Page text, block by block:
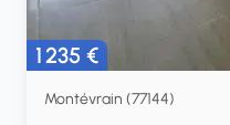
1 235 €
Montévrain (77144)